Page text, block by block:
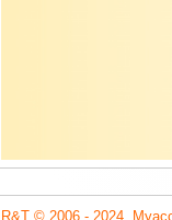
R&T © 2006 - 2024.